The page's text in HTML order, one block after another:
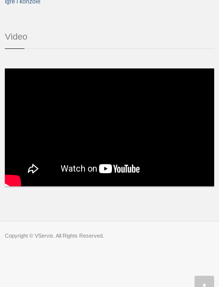
Igre i konzole
Video
Copyright © VServis. All Rights Reserved.